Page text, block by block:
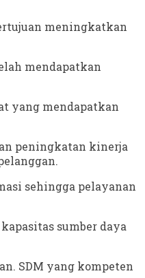
meningkatkan
mendapatkan
yang mendapatkan
peningkatan kinerja
sehingga pelayanan
sumber daya
SDM yang kompeten